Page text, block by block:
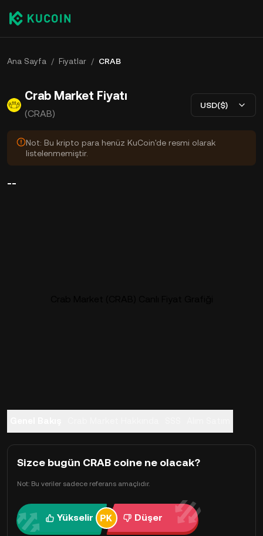
Ana Sayfa / Fiyatlar / CRAB
Crab Market Fiyatı
(CRAB)
USD($)
Not: Bu kripto para henüz KuCoin'de resmi olarak
listelenmemiştir.
--
Sizce bugün CRAB coine ne olacak?
Not: Bu veriler sadece referans amaçlıdır.
Yükselir Düşer